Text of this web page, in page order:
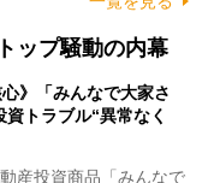
ップ騒動の内幕
》「みんなで大家さ
トラブル“異常なく
産投資商品「みんなで